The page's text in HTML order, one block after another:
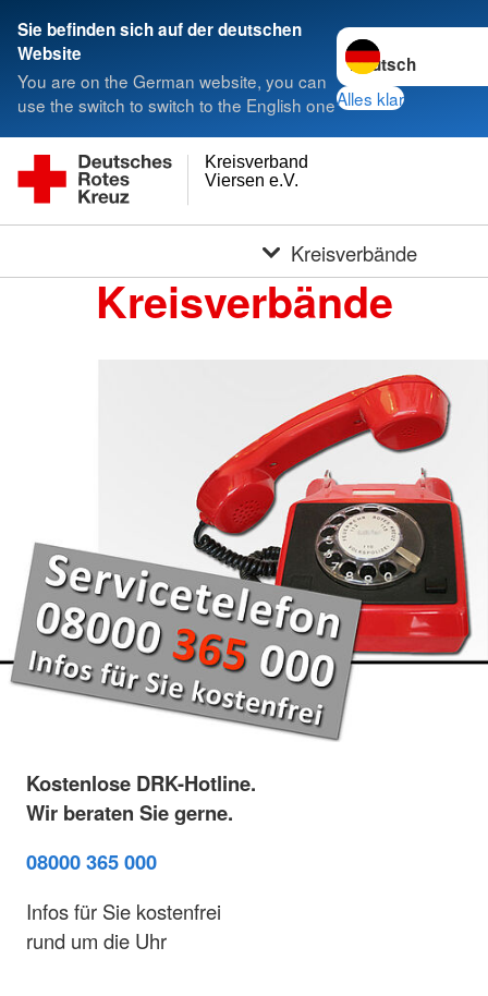
Sie befinden sich auf der deutschen
Website
You are on the German website, you can
use the switch to switch to the English one
Sprache wechseln
Alles klar
Viersen e.V.
Kreisverband
Kreisverbände
Kreisverbände
Kostenlose DRK-Hotline.
Wir beraten Sie gerne.
08000 365 000
Infos für Sie kostenfrei
rund um die Uhr